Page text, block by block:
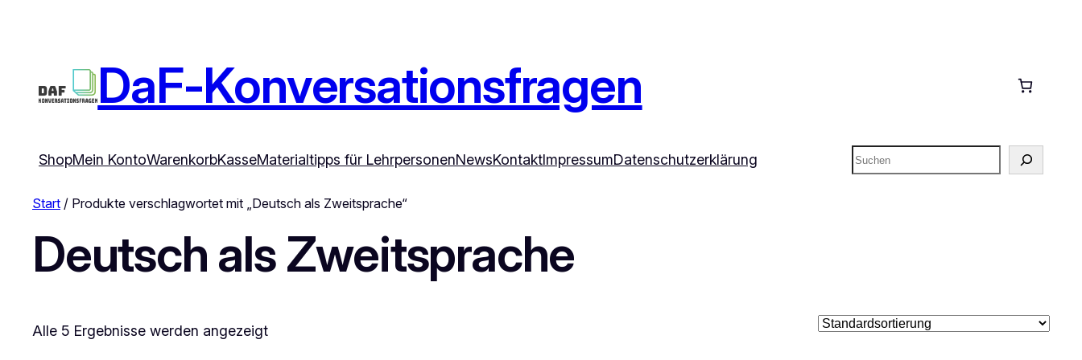
DaF-Konversationsfragen
ShopMein KontoWarenkorbKasseMaterialtipps für LehrpersonenNewsKontaktImpressumDatenschutzerklärung Suchen
Start / Produkte verschlagwortet mit „Deutsch als Zweitsprache“
Deutsch als Zweitsprache
Alle 5 Ergebnisse werden angezeigt